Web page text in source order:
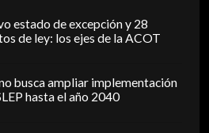
estado de excepción y 28
de ley: los ejes de la ACOT
busca ampliar implementación
hasta el año 2040